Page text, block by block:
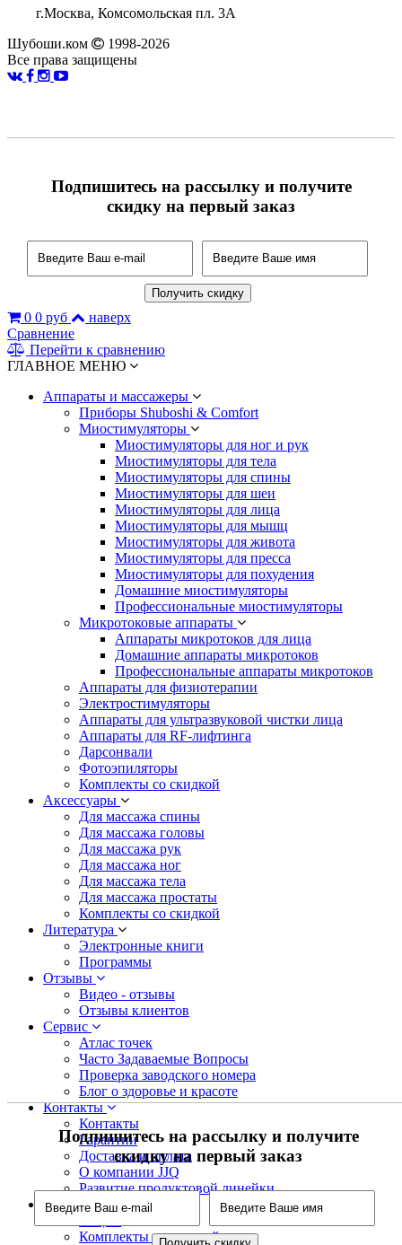
г.Москва, Комсомольская пл. 3А
Шубоши.ком
1998-2026
Все права защищены
Подпишитесь на рассылку и получите
скидку на первый заказ
Подпишитесь на рассылку и получите
скидку на первый заказ
0 0 руб
наверх
Сравнение
Перейти к сравнению
ГЛАВНОЕ МЕНЮ
Аппараты и массажеры
Приборы Shuboshi & Comfort
Миостимуляторы
Миостимуляторы для ног и рук
Миостимуляторы для тела
Миостимуляторы для спины
Миостимуляторы для шеи
Миостимуляторы для лица
Миостимуляторы для мышц
Миостимуляторы для живота
Миостимуляторы для пресса
Миостимуляторы для похудения
Домашние миостимуляторы
Профессиональные миостимуляторы
Микротоковые аппараты
Аппараты микротоков для лица
Домашние аппараты микротоков
Профессиональные аппараты микротоков
Аппараты для физиотерапии
Электростимуляторы
Аппараты для ультразвуковой чистки лица
Аппараты для RF-лифтинга
Дарсонвали
Фотоэпиляторы
Комплекты со скидкой
Аксессуары
Для массажа спины
Для массажа головы
Для массажа рук
Для массажа ног
Для массажа тела
Для массажа простаты
Комплекты со скидкой
Литература
Электронные книги
Программы
Отзывы
Видео - отзывы
Отзывы клиентов
Сервис
Атлас точек
Часто Задаваемые Вопросы
Проверка заводского номера
Блог о здоровье и красоте
Контакты
Контакты
Гарантии
Доставка и оплата
О компании JJQ
Развитие продуктовой линейки
Акции
Комплекты со скидкой